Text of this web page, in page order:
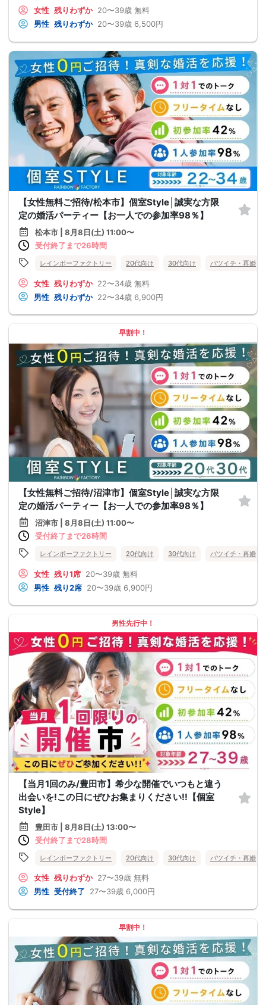
女性 残りわずか 20〜39歳 無料
男性 残りわずか 20〜39歳 6,500円
【女性無料ご招待/松本市】個室Style│誠実な方限
定の婚活パーティー【お一人での参加率98％】
松本市 | 8月8日(土) 11:00〜
受付終了まで26時間
レインボーファクトリー 20代向け 30代向け バツイチ・再婚
女性 残りわずか 22〜34歳 無料
男性 残りわずか 22〜34歳 6,900円
早割中！
【女性無料ご招待/沼津市】個室Style│誠実な方限
定の婚活パーティー【お一人での参加率98％】
沼津市 | 8月8日(土) 11:00〜
受付終了まで26時間
レインボーファクトリー 20代向け 30代向け バツイチ・再婚
女性 残り1席 20〜39歳 無料
男性 残り2席 20〜39歳 6,900円
男性先行中！
【当月1回のみ/豊田市】希少な開催でいつもと違う
出会いを!この日にぜひお集まりください!!【個室
Style】
豊田市 | 8月8日(土) 13:00〜
受付終了まで28時間
レインボーファクトリー 20代向け 30代向け バツイチ・再婚
女性 残りわずか 27〜39歳 無料
男性 受付終了 27〜39歳 6,000円
早割中！